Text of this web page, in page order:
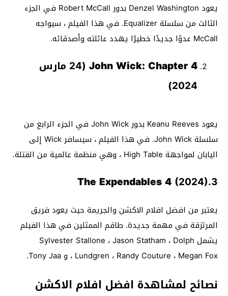
يعود Denzel Washington بدور Robert McCall في الجزء
الثالث من سلسلة Equalizer. في هذا الفيلم ، سيواجه
McCall عدوًا جديدًا خطيرًا يهدد عائلته وأصدقائه.
John Wick: Chapter 4
(24 مارس
2024)
يعود Keanu Reeves بدور John Wick في الجزء الرابع من
سلسلة John Wick. في هذا الفيلم ، سيسافر Wick إلى
اليابان لمواجهة High Table ، وهي منظمة عالمية من القتلة.
3.
The Expendables 4(2024)
يعتبر من افضل افلام الاكشن والجريمة حيث يعود فريق
المرتزقة في مهمة جديدة. طاقم الممثلين في هذا الفيلم
يشمل Sylvester Stallone ، Jason Statham ، Dolph
Lundgren ، Randy Couture ، Megan Fox ، و Tony Jaa.
نصائح لمشاهدة افضل افلام الاكشن